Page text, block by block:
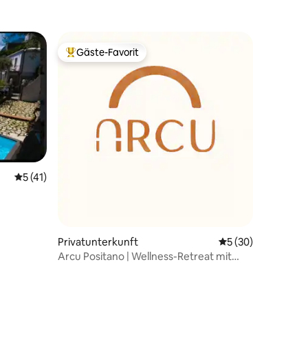
Durchschnittliche Bewertung: 5 von 5, 41 Bewertungen
5 (41)
Beliebter Gäste-Favorit.
Gäste-Favorit
Privatunterkunft Durchschnittliche
5 (30)
Arcu Positano | Wellness-Retreat mit